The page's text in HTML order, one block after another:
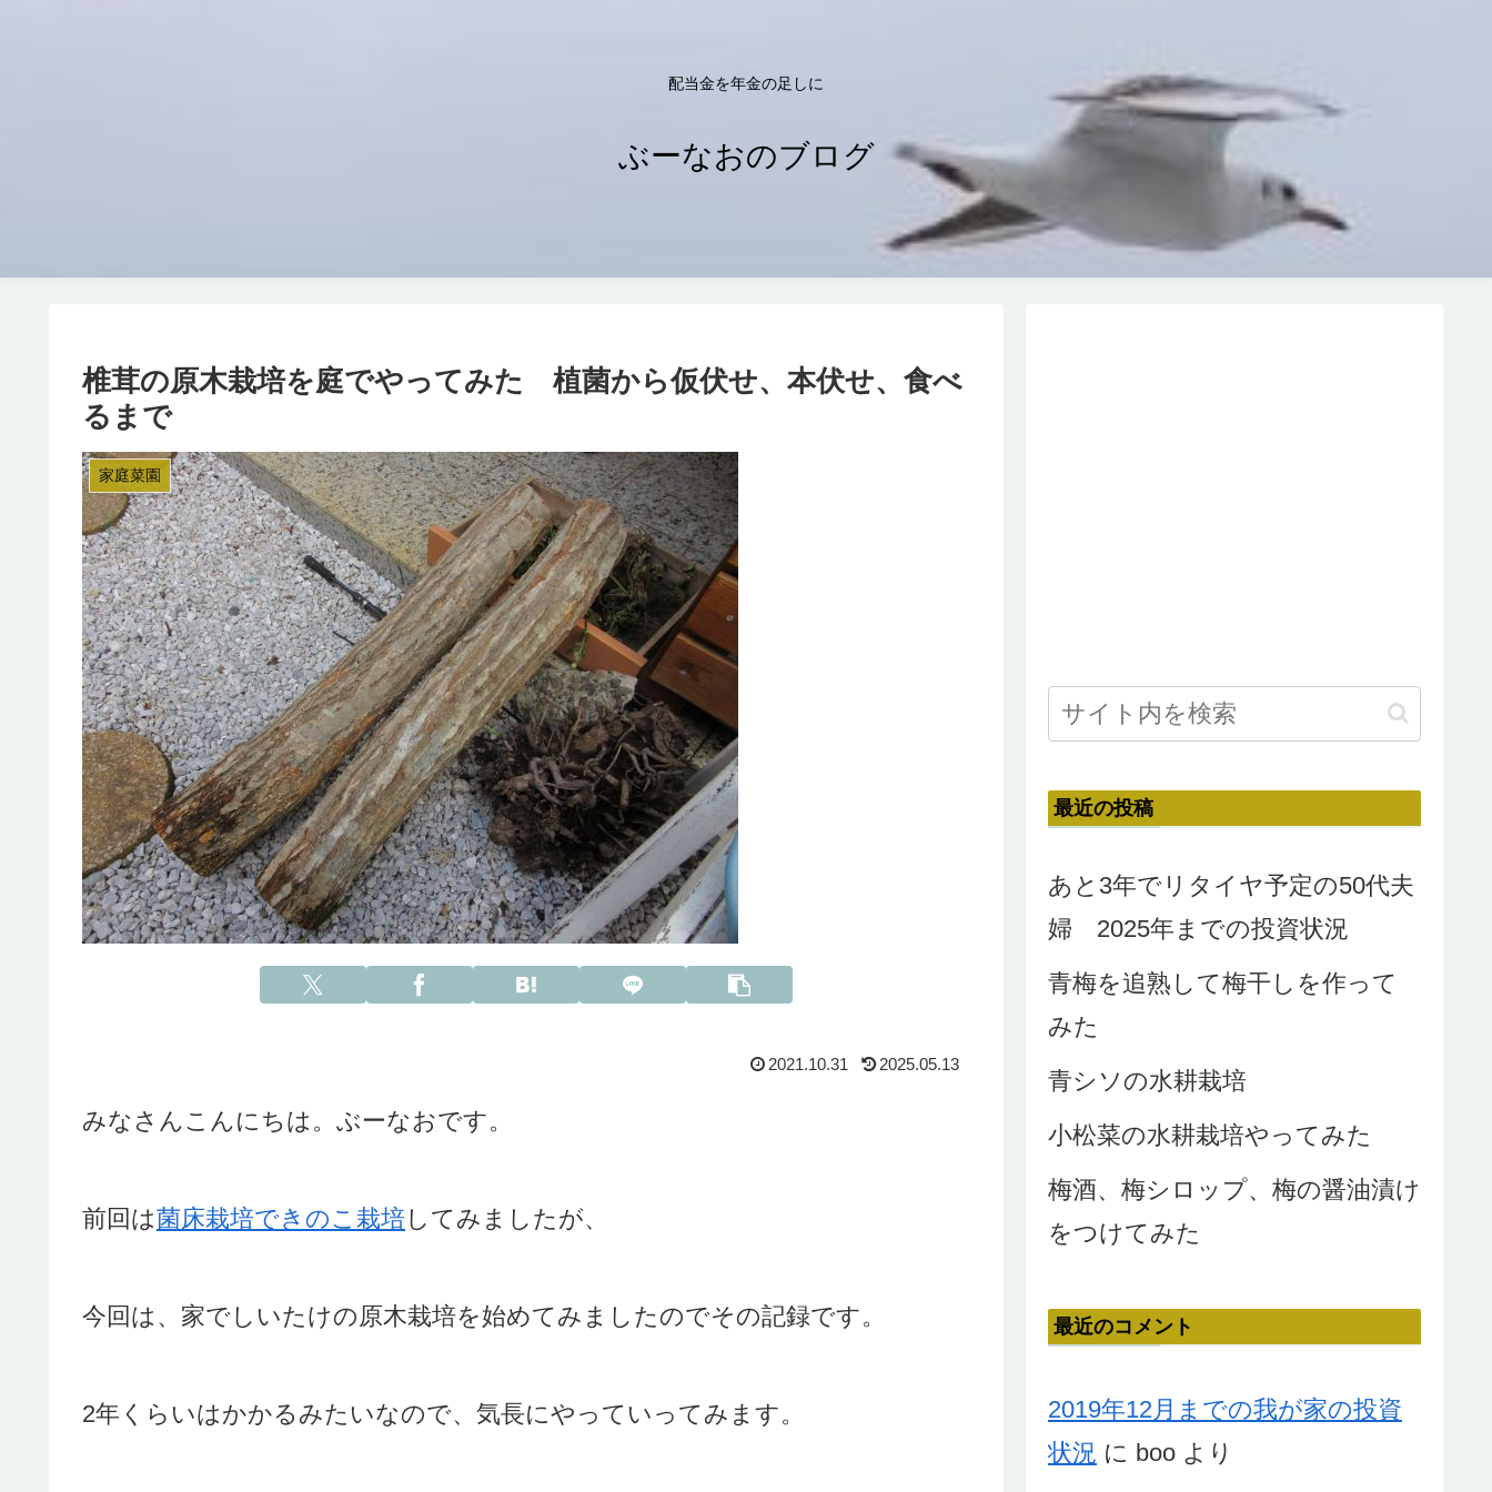
配当金を年金の足しに
ぶーなおのブログ
椎茸の原木栽培を庭でやってみた 植菌から仮伏せ、本伏せ、食べ
るまで
家庭菜園
2021.10.31 2025.05.13
みなさんこんにちは。ぶーなおです。
前回は菌床栽培できのこ栽培してみましたが、
今回は、家でしいたけの原木栽培を始めてみましたのでその記録です。
2年くらいはかかるみたいなので、気長にやっていってみます。
最近の投稿
あと3年でリタイヤ予定の50代夫
婦 2025年までの投資状況
青梅を追熟して梅干しを作って
みた
青シソの水耕栽培
小松菜の水耕栽培やってみた
梅酒、梅シロップ、梅の醤油漬け
をつけてみた
最近のコメント
2019年12月までの我が家の投資
状況 に boo より